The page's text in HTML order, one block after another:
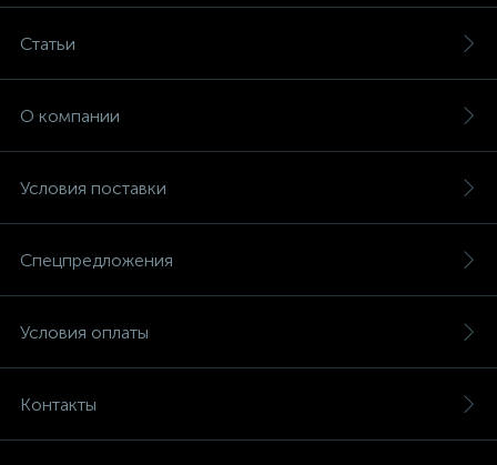
Статьи
О компании
Условия поставки
Спецпредложения
Условия оплаты
Контакты